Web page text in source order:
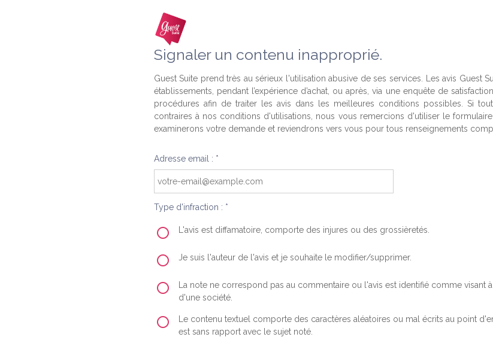
Signaler un contenu inapproprié.
Guest Suite prend très au sérieux l'utilisation abusive de ses services. Les avis Guest
établissements, pendant l’expérience d’achat, ou après, via une enquête de
procédures afin de traiter les avis dans les meilleures conditions possibles. Si
contraires à nos conditions d'utilisations, nous vous remercions d'utiliser le
examinerons votre demande et reviendrons vers vous pour tous renseignements
Adresse email : *
Type d'infraction : *
L'avis est diffamatoire, comporte des injures ou des grossièretés.
Je suis l'auteur de l'avis et je souhaite le modifier/supprimer.
La note ne correspond pas au commentaire ou l'avis est identifié comme visant
d'une société.
Le contenu textuel comporte des caractères aléatoires ou mal écrits au point
est sans rapport avec le sujet noté.